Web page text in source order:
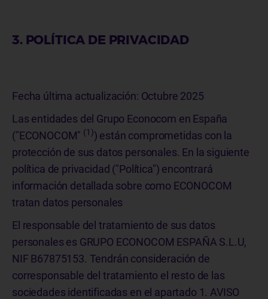
3. POLÍTICA DE PRIVACIDAD
Fecha última actualización: Octubre 2025
Las entidades del Grupo Econocom en España
("ECONOCOM" (1)) están comprometidas con la
protección de sus datos personales. En la siguiente
política de privacidad ("Política") encontrará
información detallada sobre como ECONOCOM
tratan datos personales
El responsable del tratamiento de sus datos
personales es GRUPO ECONOCOM ESPAÑA S.L.U,
NIF B67875153. Tendrán consideración de
corresponsable del tratamiento el resto de las
sociedades identificadas en el apartado 1. AVISO